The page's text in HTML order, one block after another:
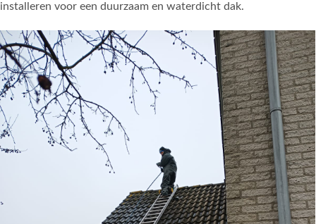
installeren voor een duurzaam en waterdicht dak.